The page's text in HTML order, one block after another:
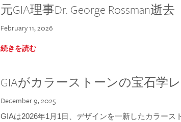
元GIA理事Dr. George Rossman逝去
February 11, 2026
続きを読む
GIAがカラーストーンの宝石学
December 9, 2025
GIAは2026年1月1日、デザインを一新したカラース